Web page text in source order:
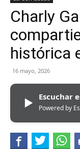
Charly
histórica
16 mayo, 2026
▶ Escuchar
Powered by